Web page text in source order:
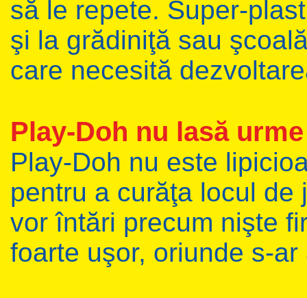
să le repete. Super-
şi la grădiniţă sau
care necesită
Play-Doh nu lasă
Play-Doh nu este
pentru a curăţa locul
vor întări precum nişte
foarte uşor, oriunde s-ar